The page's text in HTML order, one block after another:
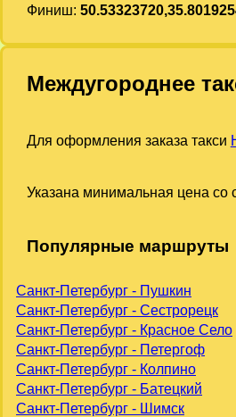
Финиш:
Междугороднее
Для оформления заказа такси
Указана минимальная цена со
Популярные маршруты
Санкт-Петербург - Пушкин
Санкт-Петербург - Сестрорецк
Санкт-Петербург - Красное Село
Санкт-Петербург - Петергоф
Санкт-Петербург - Колпино
Санкт-Петербург - Батецкий
Санкт-Петербург - Шимск